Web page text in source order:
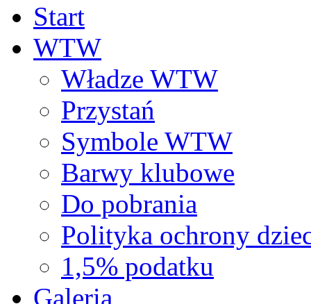
Start
WTW
Władze WTW
Przystań
Symbole WTW
Barwy klubowe
Do pobrania
Polityka ochrony
1,5% podatku
Galeria